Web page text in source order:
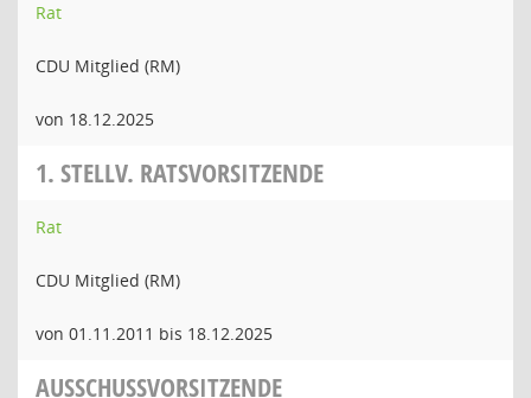
Rat
CDU Mitglied (RM)
von 18.12.2025
1. STELLV. RATSVORSITZENDE
Rat
CDU Mitglied (RM)
von 01.11.2011 bis 18.12.2025
AUSSCHUSSVORSITZENDE